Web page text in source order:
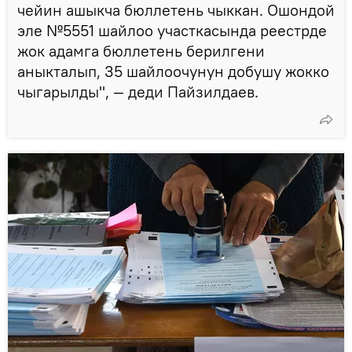
чейин ашыкча бюллетень чыккан. Ошондой
эле №5551 шайлоо участкасында реестрде
жок адамга бюллетень берилгени
аныкталып, 35 шайлоочунун добушу жокко
чыгарылды", — деди Пайзилдаев.